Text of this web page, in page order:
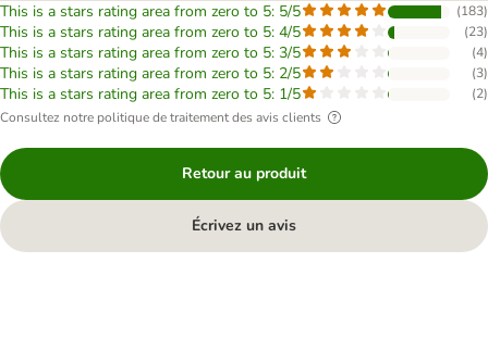
This is a stars rating area from zero to 5: 5/5 (183)
This is a stars rating area from zero to 5: 4/5 (23)
This is a stars rating area from zero to 5: 3/5 (4)
This is a stars rating area from zero to 5: 2/5 (3)
This is a stars rating area from zero to 5: 1/5 (2)
Consultez notre politique de traitement des avis clients
Retour au produit
Écrivez un avis